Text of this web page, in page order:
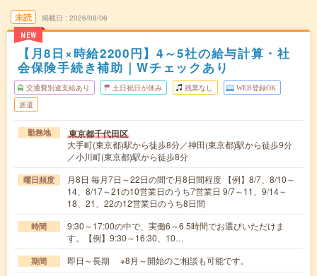
未読
NEW
掲載日 2026/08/06
【月8日×時給2200円】4～5社の給与計算・社
会保険手続き補助｜Wチェックあり
交通費別途支給あり 土日祝日が休み 残業なし WEB登録OK
派遣
勤務地 東京都千代田区
大手町(東京都)駅から徒歩8分／神田(東京都)駅から徒歩9分
／小川町(東京都)駅から徒歩8分
曜日頻度
月8日 毎月7日～22日の間で月8日間程度 【例】8/7、8/10～
14、8/17～21の10営業日のうち7営業日 9/7～11、9/14～
18、21、22の12営業日のうち8日間
時間
9:30～17:00の中で、実働6～6.5時間でお選びいただけま
す。【例】9:30～16:30、10…
期間 即日～長期 ※8月～開始のご相談も可能です。